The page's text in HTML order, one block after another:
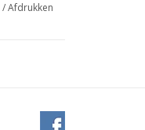
/Afdrukken